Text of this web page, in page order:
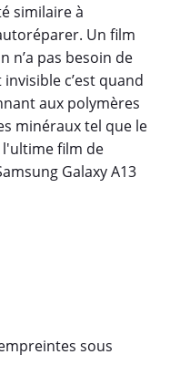
similaire à
Un film
n’a pas besoin de
c’est quand
aux polymères
minéraux tel que le
l'ultime film de
Galaxy A13
sous